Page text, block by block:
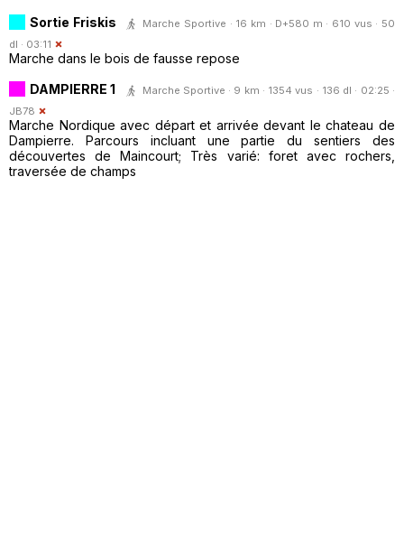
Sortie Friskis
Marche Sportive · 16 km · D+580 m · 610 vus · 50
dl · 03:11
Marche dans le bois de fausse repose
DAMPIERRE 1
Marche Sportive · 9 km · 1354 vus · 136 dl · 02:25 ·
JB78
Marche Nordique avec départ et arrivée devant le chateau de
Dampierre. Parcours incluant une partie du sentiers des
découvertes de Maincourt; Très varié: foret avec rochers,
traversée de champs